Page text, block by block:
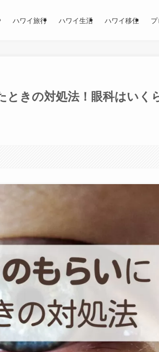
ハワイ旅行 ハワイ生活 ハワイ移住
きの対処法！眼科はいく